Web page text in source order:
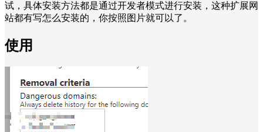
试，具体安装方法都是通过开发者模式进行安装，这种扩展网
站都有写怎么安装的，你按照图片就可以了。
使用